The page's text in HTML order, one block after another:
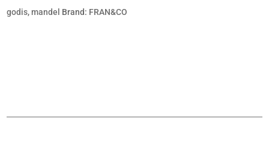
godis, mandel Brand: FRAN&CO